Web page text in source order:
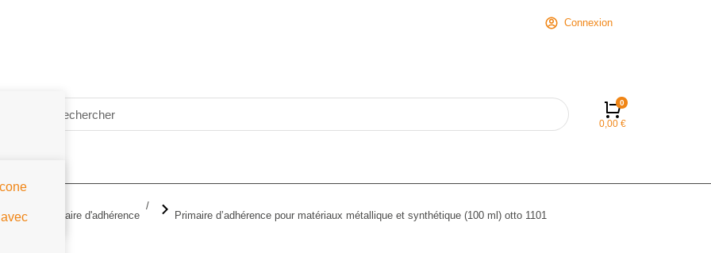
Connexion
0,00 €
Primaire d'adhérence Primaire d’adhérence pour matériaux métallique et synthétique (100 ml) otto 1101